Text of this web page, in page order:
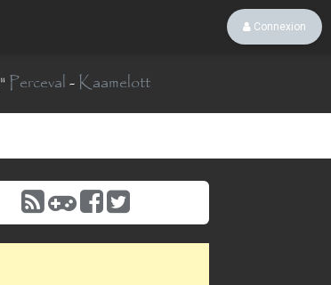
Connexion
" Perceval-Kaamelott